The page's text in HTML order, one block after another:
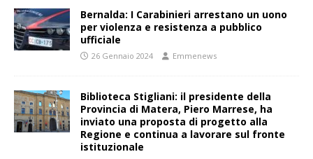
Bernalda: I Carabinieri arrestano un uono
per violenza e resistenza a pubblico
ufficiale
26 Gennaio 2024 Emmenews
Biblioteca Stigliani: il presidente della
Provincia di Matera, Piero Marrese, ha
inviato una proposta di progetto alla
Regione e continua a lavorare sul fronte
istituzionale